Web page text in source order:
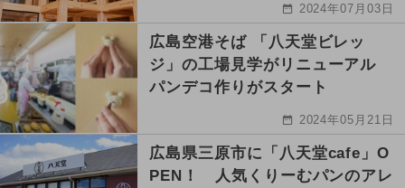
2024年07月03日
広島空港そば 「八天堂ビレッ
ジ」の工場見学がリニューアル
パンデコ作りがスタート
2024年05月21日
広島県三原市に「八天堂cafe」O
PEN！ 人気くりーむパンのアレ